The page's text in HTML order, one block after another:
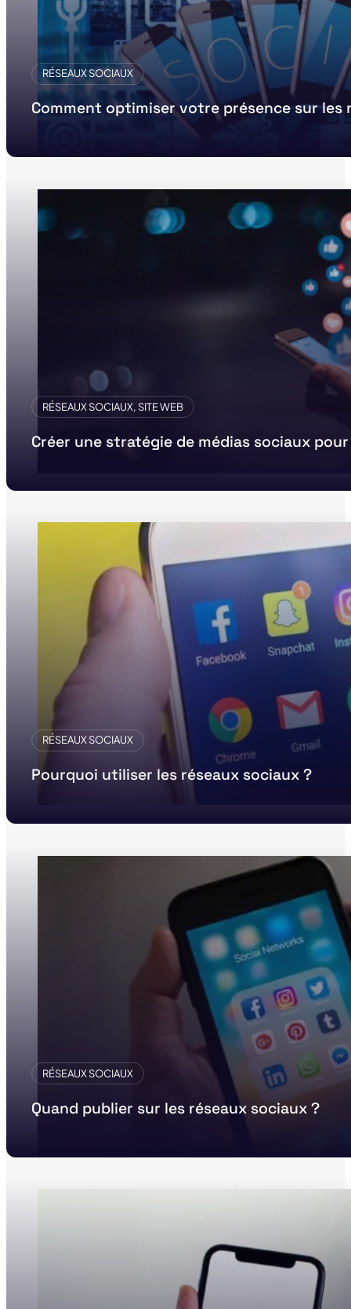
RÉSEAUX SOCIAUX
Comment optimiser votre présence sur les
RÉSEAUX SOCIAUX, SITE WEB
Créer une stratégie de médias sociaux
RÉSEAUX SOCIAUX
Pourquoi utiliser les réseaux sociaux ?
RÉSEAUX SOCIAUX
Quand publier sur les réseaux sociaux ?